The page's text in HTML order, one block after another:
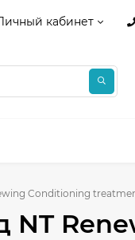
кабинет
Conditioning